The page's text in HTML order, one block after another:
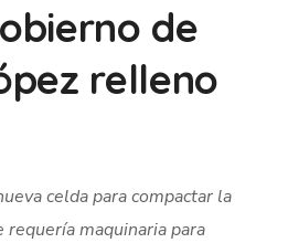
de
relleno
celda para compactar la
requería maquinaria para